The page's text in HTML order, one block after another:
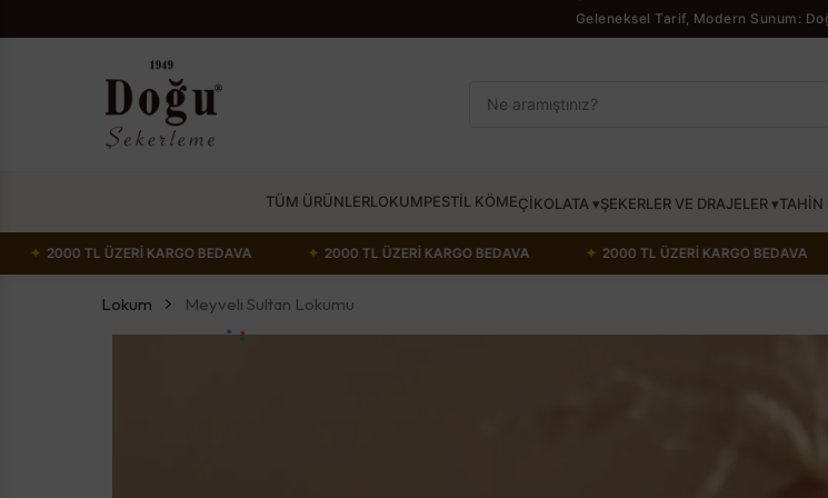
Geleneksel Tarif, Modern Sunum:
TÜM ÜRÜNLERLOKUMPESTİL KÖMEÇİKOLATA ▾ŞEKERLER VE DRAJELER ▾TAHİN
✦ 2000 TL ÜZERİ KARGO BEDAVA ✦ 2000 TL ÜZERİ KARGO BEDAVA ✦ 2000 TL ÜZERİ KARGO
Lokum
Meyveli Sultan Lokumu